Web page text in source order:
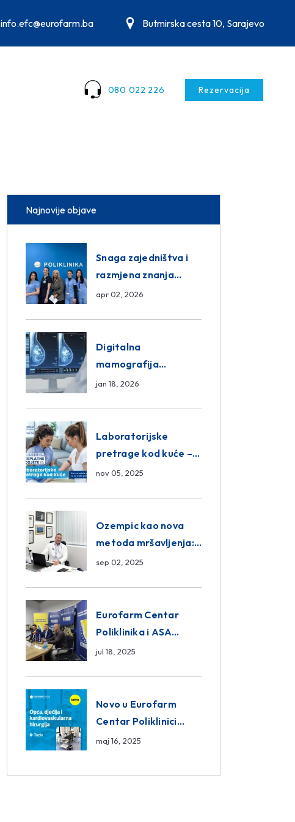
info.efc@eurofarm.ba Butmirska cesta 10, Sarajevo
080 022 226 Rezervacija
Najnovije objave
Snaga zajedništva i
razmjena znanja
unutar ASA Medical
apr 02, 2026
Digitalna
mamografija
Sarajevo – Pregled
jan 18, 2026
Laboratorijske
pretrage kod kuće –
novo u Eurofam
nov 05, 2025
Ozempic kao nova
metoda mršavljenja:
da ili ne?
sep 02, 2025
Eurofarm Centar
Poliklinika i ASA
CENTRAL osiguranje
BiH
jul 18, 2025
Novo u Eurofarm
Centar Poliklinici
Tuzla – opća, dječija i
hirurgija
maj 16, 2025